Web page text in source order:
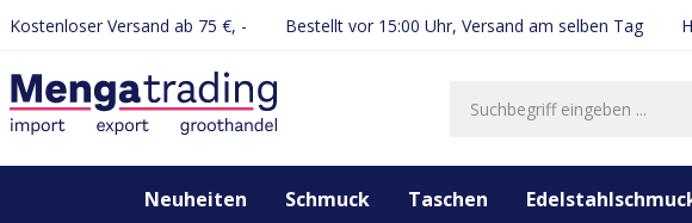
Zur Hauptnavigation springen
Kostenloser Versand ab 75 €, - Bestellt vor 15:00 Uhr, Versand am selben Tag
Neuheiten Schmuck Taschen